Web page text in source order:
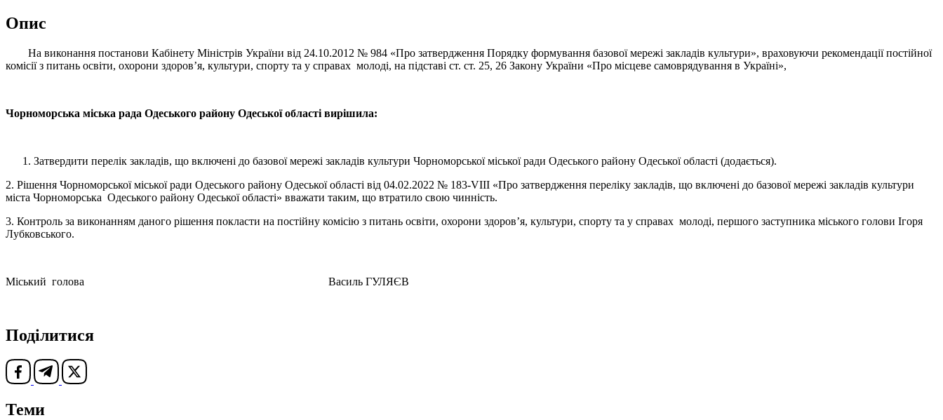
Опис
На виконання постанови Кабінету Міністрів України від 24.10.2012 № 984 «Про затвердження Порядку формування базової мережі закладів культури», враховуючи рекомендації постійної
комісії з питань освіти, охорони здоров’я, культури, спорту та у справах молоді, на підставі ст. ст. 25, 26 Закону України «Про місцеве самоврядування в Україні»,
Чорноморська міська рада Одеського району Одеської області вирішила:
Затвердити перелік закладів, що включені до базової мережі закладів культури Чорноморської міської ради Одеського району Одеської області (додається).
2. Рішення Чорноморської міської ради Одеського району Одеської області від 04.02.2022 № 183-VIII «Про затвердження переліку закладів, що включені до базової мережі закладів культури
міста Чорноморська Одеського району Одеської області» вважати таким, що втратило свою чинність.
3. Контроль за виконанням даного рішення покласти на постійну комісію з питань освіти, охорони здоров’я, культури, спорту та у справах молоді, першого заступника міського голови Ігоря
Лубковського.
Міський голова Василь ГУЛЯЄВ
Поділитися
Теми